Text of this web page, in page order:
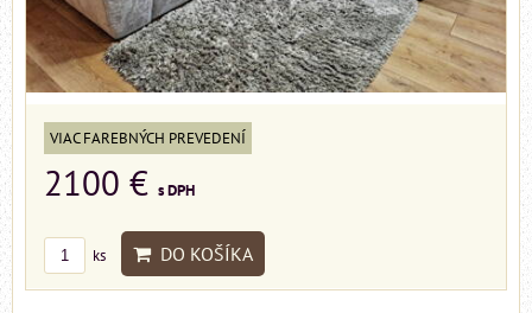
VIAC FAREBNÝCH PREVEDENÍ
2100 € s DPH
ks DO KOŠÍKA